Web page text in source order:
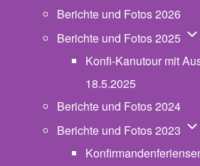
Berichte und Fotos 2026
Berichte und Fotos 2025
Konfi-Kanutour mit
18.5.2025
Berichte und Fotos 2024
Berichte und Fotos 2023